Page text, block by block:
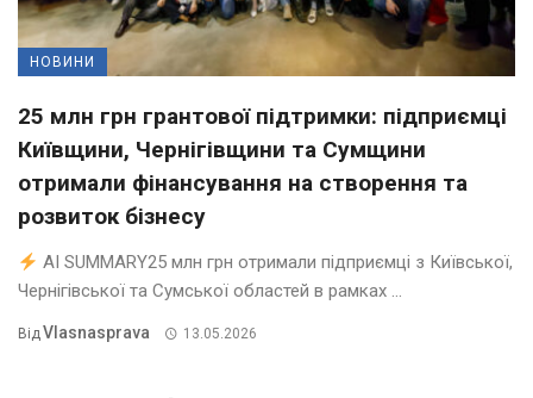
НОВИНИ
25 млн грн грантової підтримки: підприємці
Київщини, Чернігівщини та Сумщини
отримали фінансування на створення та
розвиток бізнесу
AI SUMMARY25 млн грн отримали підприємці з Київської,
Чернігівської та Сумської областей в рамках ...
ВідVlasnasprava 13.05.2026